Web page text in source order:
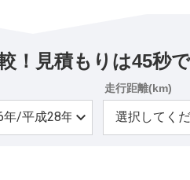
！見積もりは45秒で
走行距離(km)